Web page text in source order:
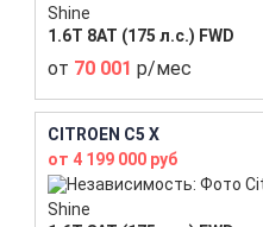
Shine
1.6T 8AT (175 л.с.) FWD
от 70 001 р/мес
CITROEN C5 X
от 4 199 000 руб
Shine